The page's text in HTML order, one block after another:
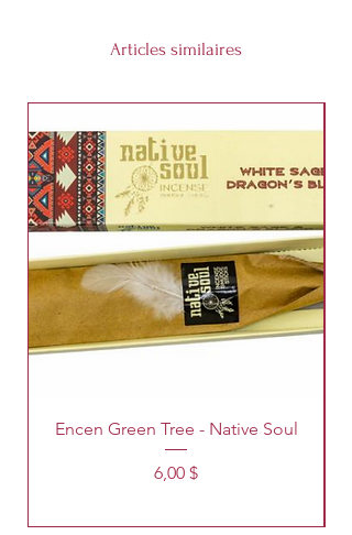
Articles similaires
Encen Green Tree - Native Soul
Prix
6,00 $